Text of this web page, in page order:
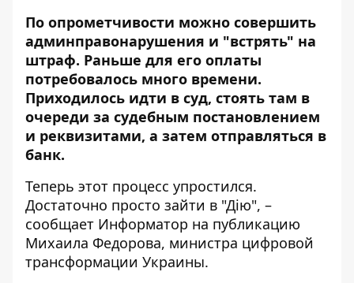
По опрометчивости можно совершить
админправонарушения и "встрять" на
штраф. Раньше для его оплаты
потребовалось много времени.
Приходилось идти в суд, стоять там в
очереди за судебным постановлением
и реквизитами, а затем отправляться в
банк.
Теперь этот процесс упростился.
Достаточно просто зайти в "Дію", –
сообщает Информатор на публикацию
Михаила Федорова, министра цифровой
трансформации Украины.